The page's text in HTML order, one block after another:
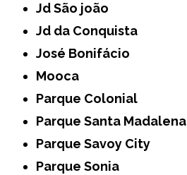
Jd São joão
Jd da Conquista
José Bonifácio
Mooca
Parque Colonial
Parque Santa Madalena
Parque Savoy City
Parque Sonia